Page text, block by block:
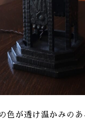
色が透け温かみのあ